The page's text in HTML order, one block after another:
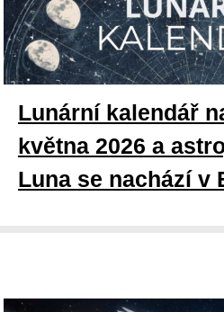
Lunární kalendář
května 2026 a
Luna se nachází v